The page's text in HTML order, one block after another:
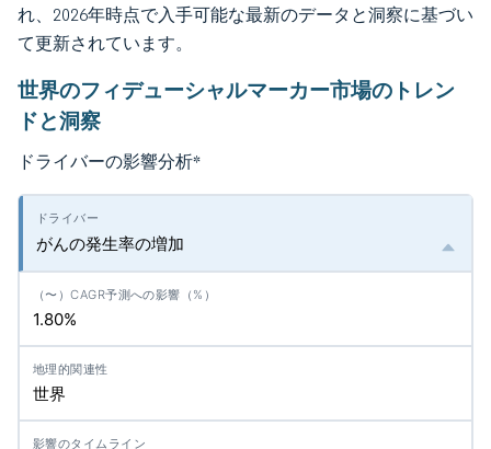
れ、2026年時点で入手可能な最新のデータと洞察に基づい
て更新されています。
世界のフィデューシャルマーカー市場のトレン
ドと洞察
ドライバーの影響分析*
がんの発生率の増加
1.80%
世界